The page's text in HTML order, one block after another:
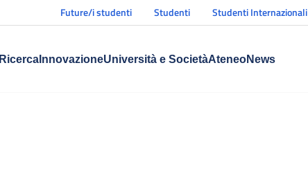
Future/i studenti Studenti Studenti Internazionali
InnovazioneUniversità e SocietàAteneoNews